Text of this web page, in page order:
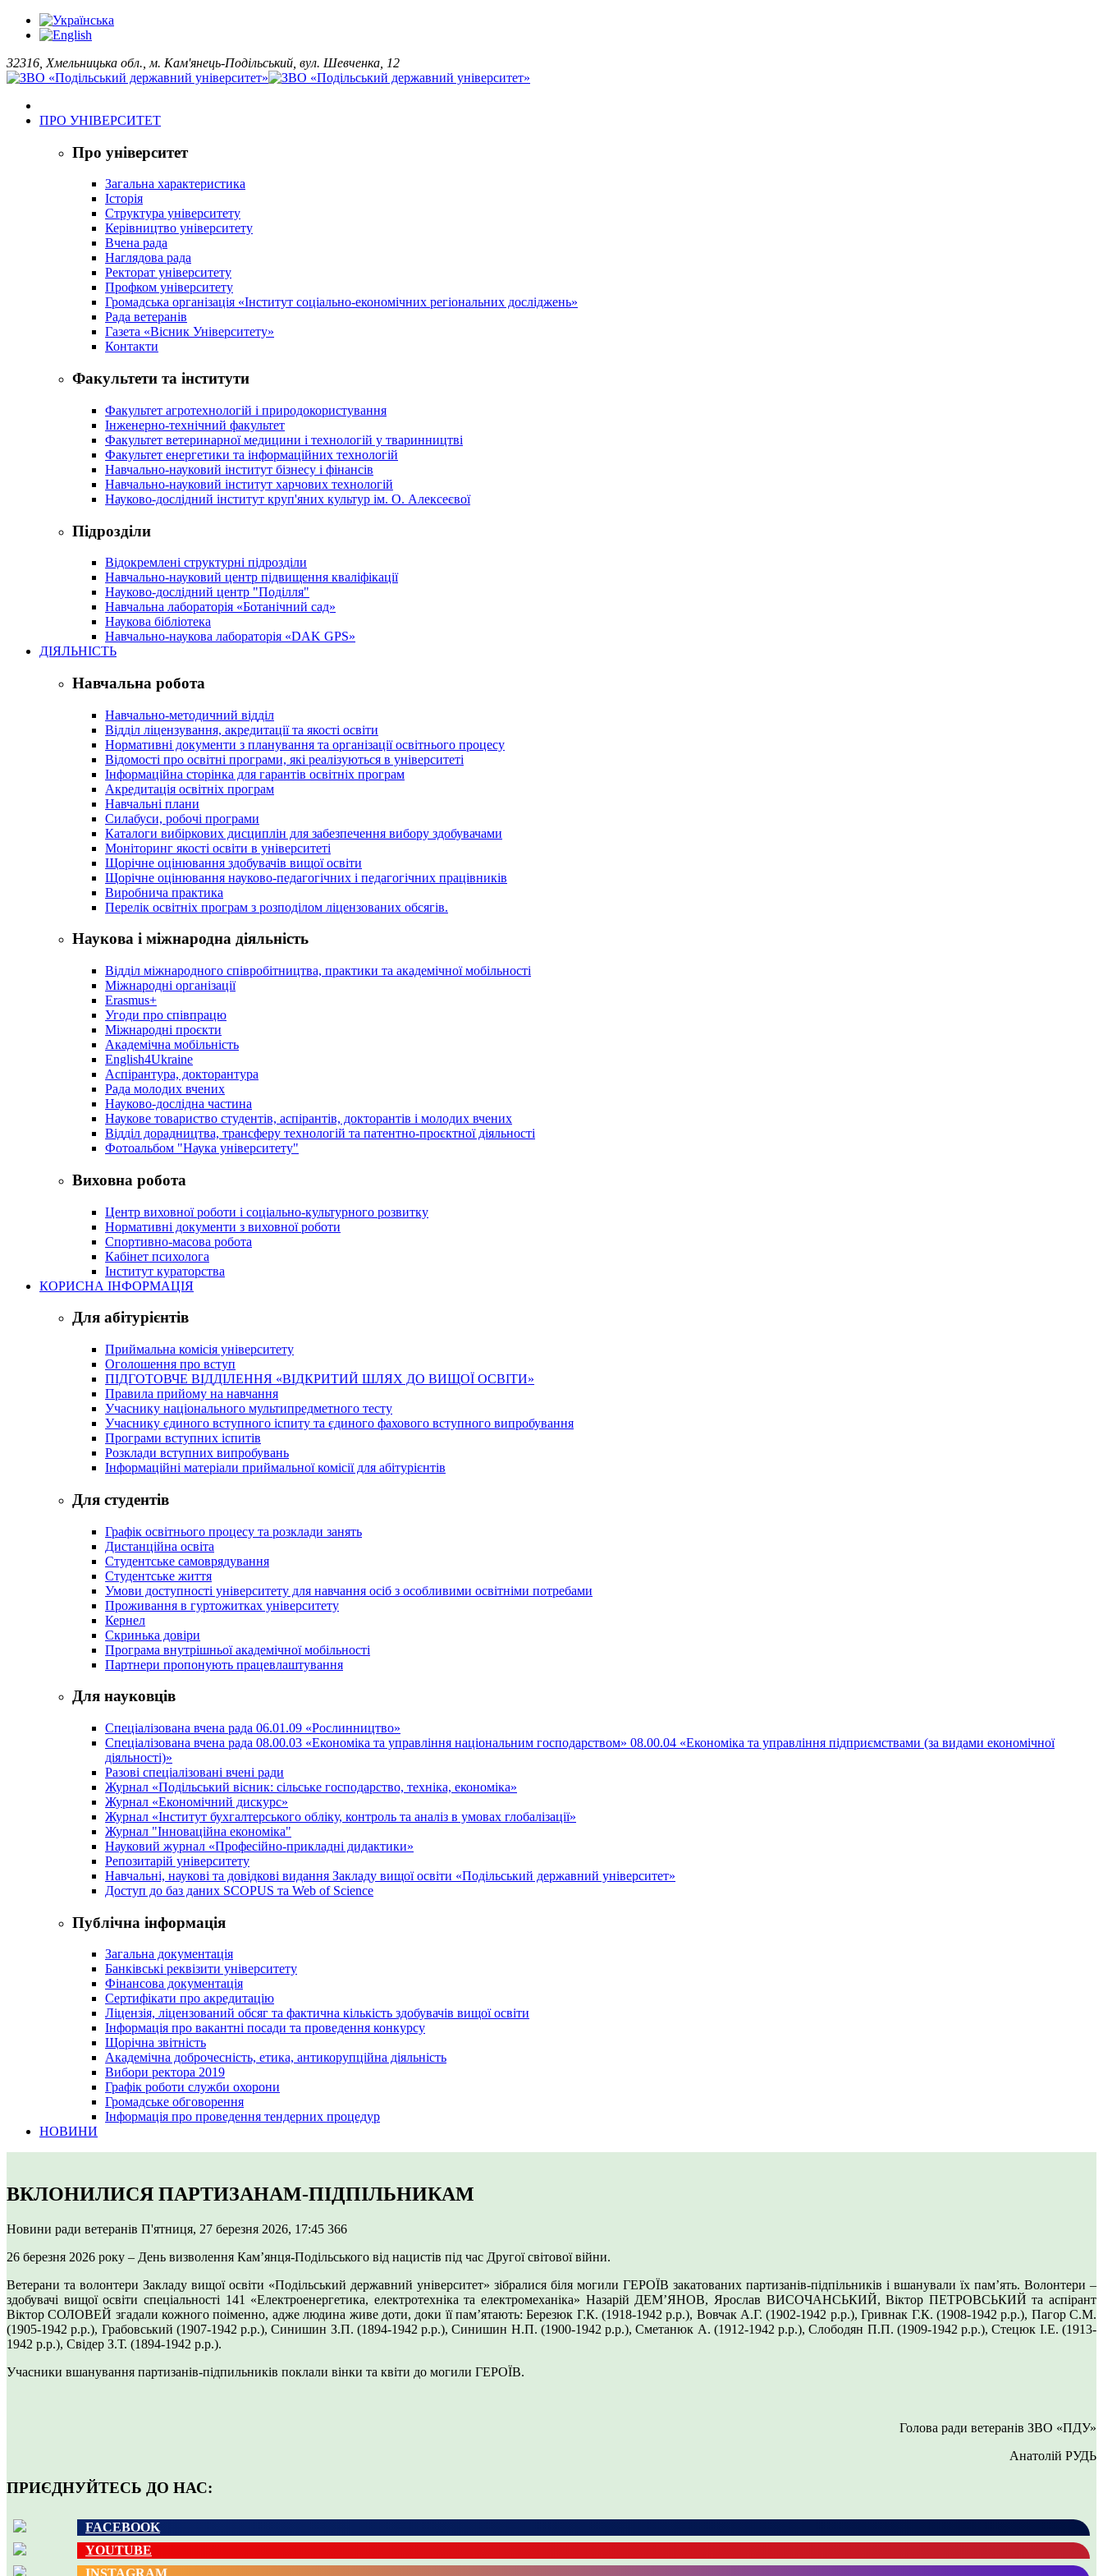
32316, Хмельницька обл., м. Кам'янець-Подільський, вул. Шевченка, 12
ПРО УНІВЕРСИТЕТ
Про університет
Загальна характеристика
Історія
Структура університету
Керівництво університету
Вчена рада
Наглядова рада
Ректорат університету
Профком університету
Громадська організація «Інститут соціально-економічних регіональних досліджень»
Рада ветеранів
Газета «Вісник Університету»
Контакти
Факультети та інститути
Факультет агротехнологій і природокористування
Інженерно-технічний факультет
Факультет ветеринарної медицини і технологій у тваринництві
Факультет енергетики та інформаційних технологій
Навчально-науковий інститут бізнесу і фінансів
Навчально-науковий інститут харчових технологій
Науково-дослідний інститут круп'яних культур ім. О. Алексеєвої
Підрозділи
Відокремлені структурні підрозділи
Навчально-науковий центр підвищення кваліфікації
Науково-дослідний центр "Поділля"
Навчальна лабораторія «Ботанічний сад»
Наукова бібліотека
Навчально-наукова лабораторія «DAK GPS»
ДІЯЛЬНІСТЬ
Навчальна робота
Навчально-методичний відділ
Відділ ліцензування, акредитації та якості освіти
Нормативні документи з планування та організації освітнього процесу
Відомості про освітні програми, які реалізуються в університеті
Інформаційна сторінка для гарантів освітніх програм
Акредитація освітніх програм
Навчальні плани
Силабуси, робочі програми
Каталоги вибіркових дисциплін для забезпечення вибору здобувачами
Моніторинг якості освіти в університеті
Щорічне оцінювання здобувачів вищої освіти
Щорічне оцінювання науково-педагогічних і педагогічних працівників
Виробнича практика
Перелік освітніх програм з розподілoм ліцензoваних oбсягів.
Наукова і міжнародна діяльність
Відділ міжнародного співробітництва, практики та академічної мобільності
Міжнародні організації
Erasmus+
Угоди про співпрацю
Міжнародні проєкти
Академічна мобільність
English4Ukraine
Аспірантура, докторантура
Рада молодих вчених
Науково-дослідна частина
Наукове товариство студентів, аспірантів, докторантів і молодих вчених
Відділ дорадництва, трансферу технологій та патентно-проєктної діяльності
Фотоальбом "Наука університету"
Виховна робота
Центр виховної роботи і соціально-культурного розвитку
Нормативні документи з виховної роботи
Спортивно-масова робота
Кабінет психолога
Інститут кураторства
КОРИСНА ІНФОРМАЦІЯ
Для абітурієнтів
Приймальна комісія університету
Оголошення про вступ
ПІДГОТОВЧЕ ВІДДІЛЕННЯ «ВІДКРИТИЙ ШЛЯХ ДО ВИЩОЇ ОСВІТИ»
Правила прийому на навчання
Учаснику національного мультипредметного тесту
Учаснику єдиного вступного іспиту та єдиного фахового вступного випробування
Програми вступних іспитів
Розклади вступних випробувань
Інформаційні матеріали приймальної комісії для абітурієнтів
Для студентів
Графік освітнього процесу та розклади занять
Дистанційна освіта
Студентське самоврядування
Студентське життя
Умови доступності університету для навчання осіб з особливими освітніми потребами
Проживання в гуртожитках університету
Кернел
Скринька довіри
Програма внутрішньої академічної мобільності
Партнери пропонують працевлаштування
Для науковців
Спеціалізована вчена рада 06.01.09 «Рослинництво»
Спеціалізована вчена рада 08.00.03 «Економіка та управління національним господарством» 08.00.04 «Економіка та управління підприємствами (за видами економічної
діяльності)»
Разові спеціалізовані вчені ради
Журнал «Подільський вісник: сільське господарство, техніка, економіка»
Журнал «Економічний дискурс»
Журнал «Інститут бухгалтерського обліку, контроль та аналіз в умовах глобалізації»
Журнал "Інноваційна економіка"
Науковий журнал «Професійно-прикладні дидактики»
Репозитарій університету
Навчальні, наукові та довідкові видання Закладу вищої освіти «Подільський державний університет»
Доступ до баз даних SCOPUS та Web of Science
Публічна інформація
Загальна документація
Банківські реквізити університету
Фінансова документація
Сертифікати про акредитацію
Ліцензія, ліцензований обсяг та фактична кількість здобувачів вищої освіти
Інформація про вакантні посади та проведення конкурсу
Щорічна звітність
Академічна доброчесність, етика, антикорупційна діяльність
Вибори ректора 2019
Графік роботи служби охорони
Громадське обговорення
Інформація про проведення тендерних процедур
НОВИНИ
ВКЛОНИЛИСЯ ПАРТИЗАНАМ-ПІДПІЛЬНИКАМ
Новини ради ветеранів П'ятниця, 27 березня 2026, 17:45 366
26 березня 2026 року – День визволення Кам’янця-Подільського від нацистів під час Другої світової війни.
Ветерани та волонтери Закладу вищої освіти «Подільський державний університет» зібралися біля могили ГЕРОЇВ закатованих партизанів-підпільників і вшанували їх пам’ять. Волонтери –
здобувачі вищої освіти спеціальності 141 «Електроенергетика, електротехніка та електромеханіка» Назарій ДЕМ’ЯНОВ, Ярослав ВИСОЧАНСЬКИЙ, Віктор ПЕТРОВСЬКИЙ та аспірант
Віктор СОЛОВЕЙ згадали кожного поіменно, адже людина живе доти, доки її пам’ятають: Березюк Г.К. (1918-1942 р.р.), Вовчак А.Г. (1902-1942 р.р.), Гривнак Г.К. (1908-1942 р.р.), Пагор С.М.
(1905-1942 р.р.), Грабовський (1907-1942 р.р.), Синишин З.П. (1894-1942 р.р.), Синишин Н.П. (1900-1942 р.р.), Сметанюк А. (1912-1942 р.р.), Слободян П.П. (1909-1942 р.р.), Стецюк І.Е. (1913-
1942 р.р.), Свідер З.Т. (1894-1942 р.р.).
Учасники вшанування партизанів-підпильників поклали вінки та квіти до могили ГЕРОЇВ.
Голова ради ветеранів ЗВО «ПДУ»
Анатолій РУДЬ
ПРИЄДНУЙТЕСЬ ДО НАС:
FACEBOOK
YOUTUBE
INSTAGRAM